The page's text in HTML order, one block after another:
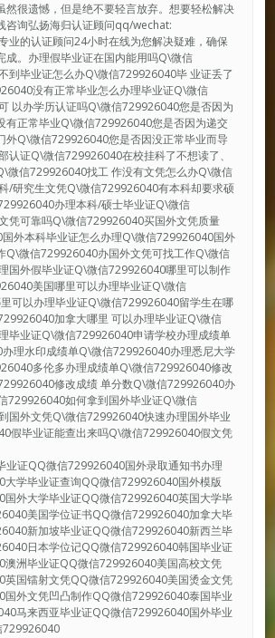
然很遗憾，但是绝不要轻言放弃。想要轻松解决
咨询弘扬海归认证顾问qq/wechat:
业的认证顾问24小时在线为您解决疑难，确保
成。办理假毕业证在国内能用吗Q\微信
到毕业证怎么办Q\微信729926040毕 业证丢了
没有正常毕业怎么办理毕业证Q\微信
以办学历认证吗Q\微信729926040您是否因为
有正常毕业Q\微信729926040您是否因为递交
外Q\微信729926040您是否因没正常毕业而导
认证Q\微信729926040在校挂科了不想读了、
微信729926040找工 作没有文凭怎么办Q\微信
/研究生文凭Q\微信729926040有本科却要求硕
办理本科/硕士毕业证Q\微信
凭可靠吗Q\微信729926040买国外文凭质量
外本科毕业证怎么办理Q\微信729926040国外
Q\微信729926040办国外文凭可找工作Q\微信
国外假毕业证Q\微信729926040哪里可以制作
美国哪里可以办理毕业证Q\微信
可以办理毕业证Q\微信729926040留学生在哪
加拿大哪里 可以办理毕业证Q\微信
毕业证Q\微信729926040申请学校办理成绩单
理水印成绩单Q\微信729926040办理悉尼大学
多伦多办理成绩单Q\微信729926040修改
修改成绩 单分数Q\微信729926040办
729926040如何拿到国外毕业证Q\微信
国外文凭Q\微信729926040快速办理国外毕业
假毕业证能查出来吗Q\微信729926040假文凭
业证QQ微信729926040国外录取通知书办理
学毕业证查询QQ微信729926040国外模版
外大学毕业证QQ微信729926040英国大学毕
美国学位证书QQ微信729926040加拿大毕
新加坡毕业证QQ微信729926040新西兰毕
日本学位记QQ微信729926040韩国毕业证
洲毕业证QQ微信729926040美国高校文凭
国镭射文凭QQ微信729926040美国烫金文凭
外文凭凹凸制作QQ微信729926040泰国毕业
马来西亚毕业证QQ微信729926040国外毕业
729926040